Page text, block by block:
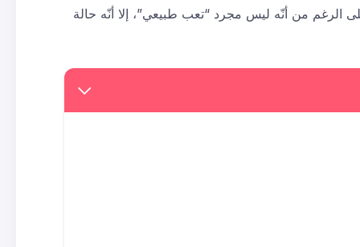
الرغم من أنّه ليس مجرد “تعب طبيعي”، إلا أنّه حالة